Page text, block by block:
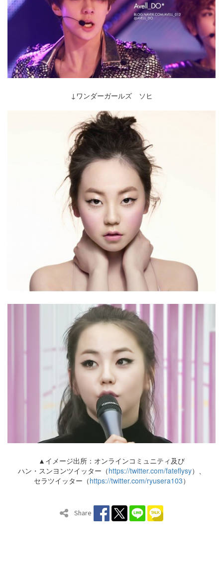
↓ワンダーガールズ ソヒ
▲イメージ出所：オンラインコミュニティ及び
ハン・スンヨンツイッター（https://twitter.com/fateflysy）、
セラツイッター（https://twitter.com/ryusera103）
Share